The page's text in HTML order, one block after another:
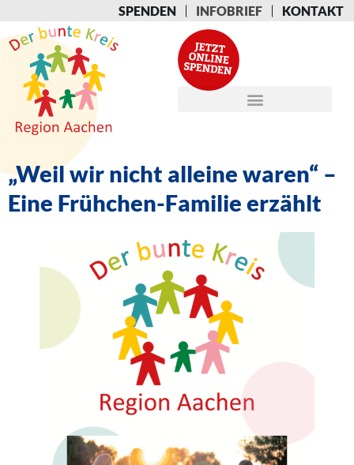
SPENDEN INFOBRIEF KONTAKT
„Weil wir nicht alleine waren“ –
Eine Frühchen-Familie erzählt